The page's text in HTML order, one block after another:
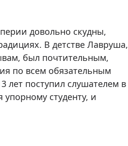
довольно скудны,
В детстве Лавруша,
был почтительным,
по всем обязательным
поступил слушателем в
студенту, и